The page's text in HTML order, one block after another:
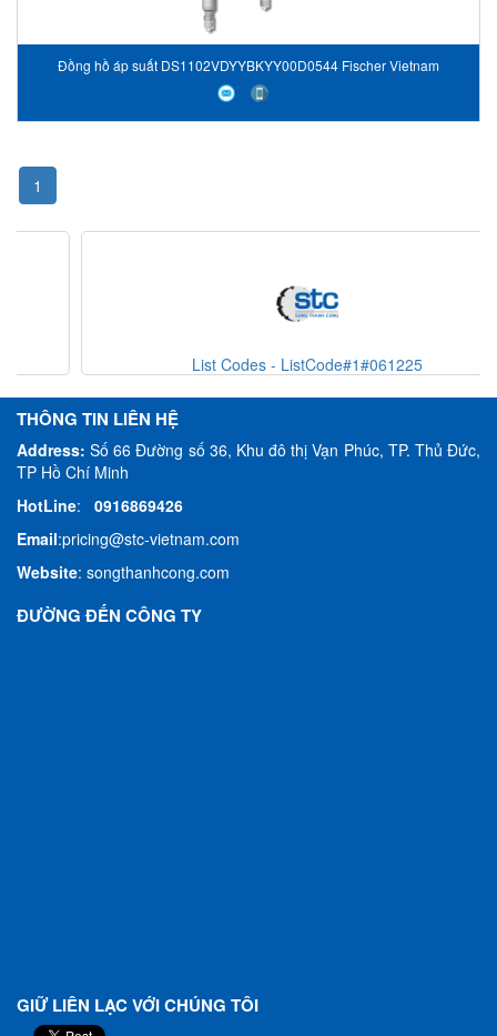
Đồng hồ áp suất DS1102VDYYBKYY00D0544 Fischer Vietnam
1
List Codes - ListCode#1#061225
THÔNG TIN LIÊN HỆ
Address:Số 66 Đường số 36, Khu đô thị Vạn Phúc, TP. Thủ Đức,
TP Hồ Chí Minh
HotLine: 0916869426
Email:pricing@stc-vietnam.com
Website: songthanhcong.com
ĐƯỜNG ĐẾN CÔNG TY
GIỮ LIÊN LẠC VỚI CHÚNG TÔI